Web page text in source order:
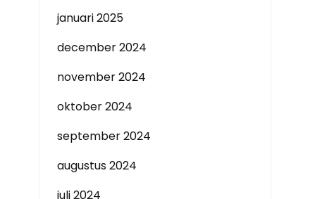
januari 2025
december 2024
november 2024
oktober 2024
september 2024
augustus 2024
juli 2024